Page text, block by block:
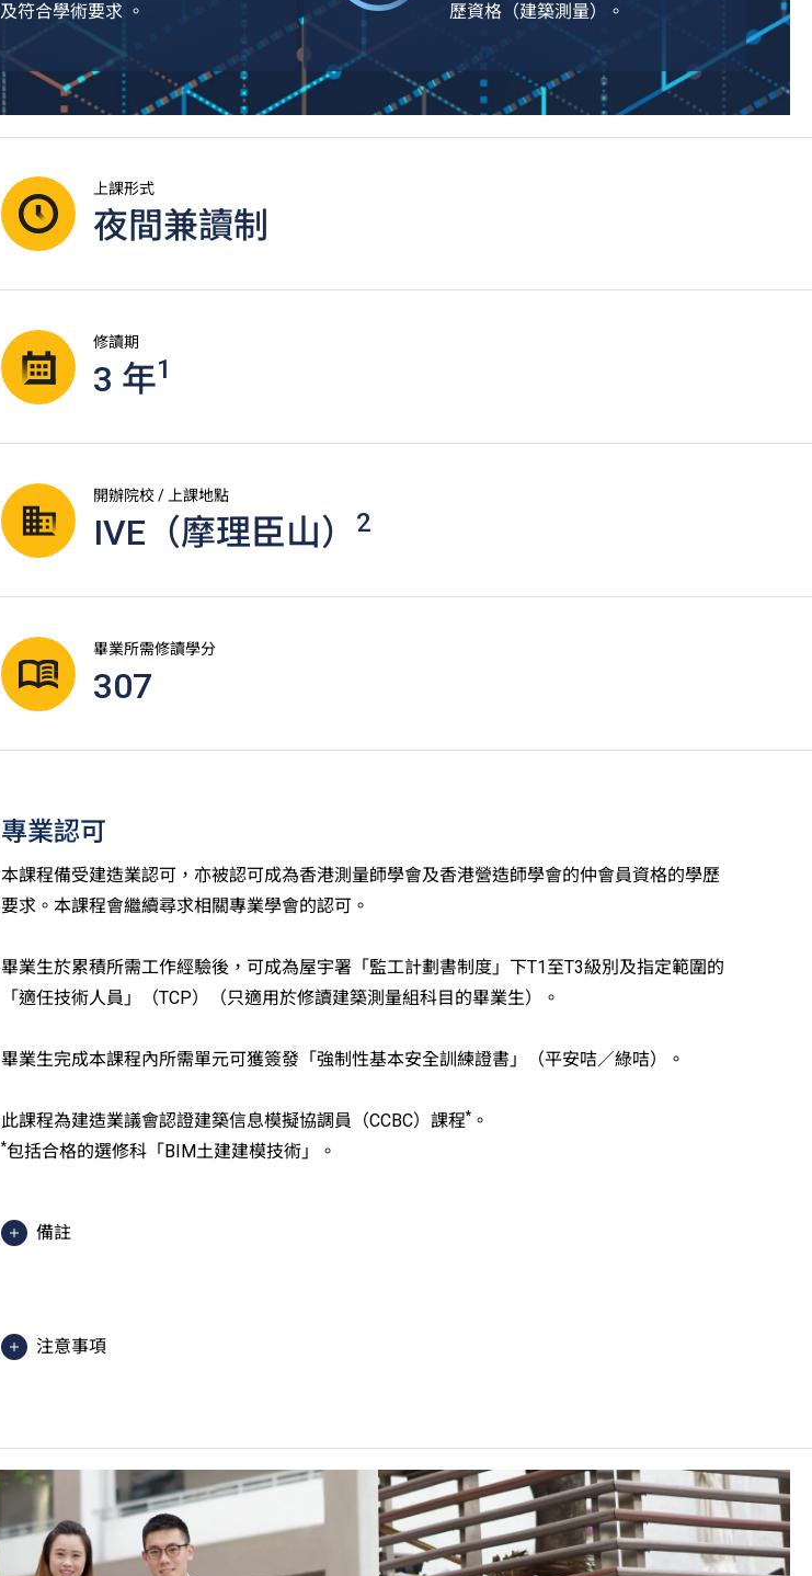
及符合學術要求 。
歷資格（建築測量）。
上課形式
夜間兼讀制
修讀期
3 年1
開辦院校 / 上課地點
IVE（摩理臣山） 2
畢業所需修讀學分
307
專業認可
本課程備受建造業認可，亦被認可成為香港測量師學會及香港營造師學會的仲會員資格的學歷
要求。本課程會繼續尋求相關專業學會的認可。
畢業生於累積所需工作經驗後，可成為屋宇署「監工計劃書制度」下T1至T3級別及指定範圍的
「適任技術人員」（TCP）（只適用於修讀建築測量組科目的畢業生）。
畢業生完成本課程內所需單元可獲簽發「強制性基本安全訓練證書」（平安咭／綠咭）。
此課程為建造業議會認證建築信息模擬協調員（CCBC）課程* 。
*包括合格的選修科「BIM土建建模技術」。
備註
注意事項
本課程為「Vplus專才進修資助」下的「Vplus工程專才」課程。有關資助計劃之詳情／查詢，請瀏覽
「Vplus工程專才」網站。